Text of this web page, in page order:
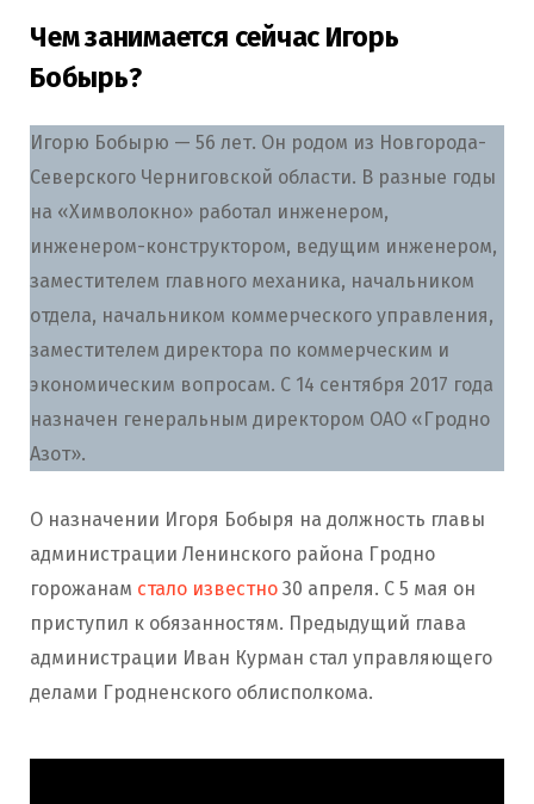
Чем занимается сейчас Игорь
Бобырь?
Игорю Бобырю — 56 лет. Он родом из Новгорода-
Северского Черниговской области. В разные годы
на «Химволокно» работал инженером,
инженером-конструктором, ведущим инженером,
заместителем главного механика, начальником
отдела, начальником коммерческого управления,
заместителем директора по коммерческим и
экономическим вопросам. С 14 сентября 2017 года
назначен генеральным директором ОАО «Гродно
Азот».
О назначении Игоря Бобыря на должность главы
администрации Ленинского района Гродно
горожанам стало известно 30 апреля. С 5 мая он
приступил к обязанностям. Предыдущий глава
администрации Иван Курман стал управляющего
делами Гродненского облисполкома.